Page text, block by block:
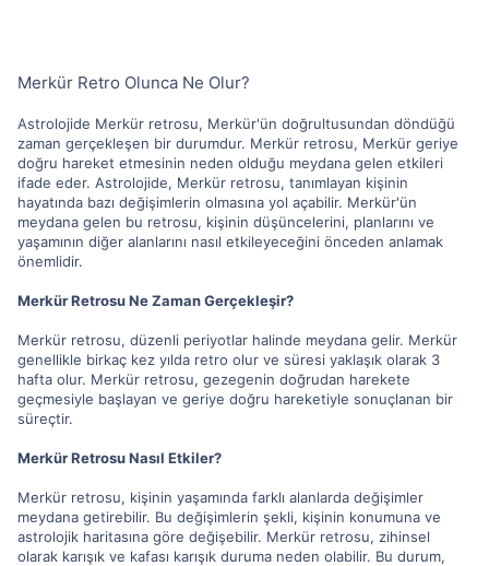
Merkür Retro Olunca Ne Olur?
Astrolojide Merkür retrosu, Merkür'ün doğrultusundan döndüğü
zaman gerçekleşen bir durumdur. Merkür retrosu, Merkür geriye
doğru hareket etmesinin neden olduğu meydana gelen etkileri
ifade eder. Astrolojide, Merkür retrosu, tanımlayan kişinin
hayatında bazı değişimlerin olmasına yol açabilir. Merkür'ün
meydana gelen bu retrosu, kişinin düşüncelerini, planlarını ve
yaşamının diğer alanlarını nasıl etkileyeceğini önceden anlamak
önemlidir.
Merkür Retrosu Ne Zaman Gerçekleşir?
Merkür retrosu, düzenli periyotlar halinde meydana gelir. Merkür
genellikle birkaç kez yılda retro olur ve süresi yaklaşık olarak 3
hafta olur. Merkür retrosu, gezegenin doğrudan harekete
geçmesiyle başlayan ve geriye doğru hareketiyle sonuçlanan bir
süreçtir.
Merkür Retrosu Nasıl Etkiler?
Merkür retrosu, kişinin yaşamında farklı alanlarda değişimler
meydana getirebilir. Bu değişimlerin şekli, kişinin konumuna ve
astrolojik haritasına göre değişebilir. Merkür retrosu, zihinsel
olarak karışık ve kafası karışık duruma neden olabilir. Bu durum,